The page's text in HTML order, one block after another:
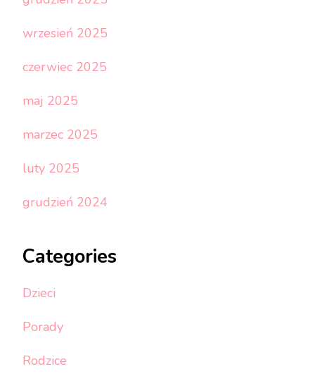
wrzesień 2025
czerwiec 2025
maj 2025
marzec 2025
luty 2025
grudzień 2024
Categories
Dzieci
Porady
Rodzice